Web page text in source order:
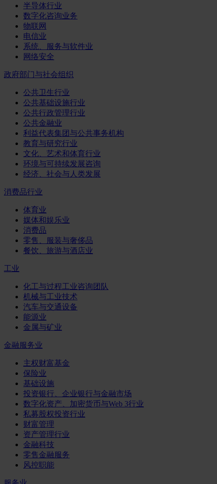
半导体行业
数字化咨询业务
物联网
电信业
系统、服务与软件业
网络安全
政府部门与社会组织
公共卫生行业
公共基础设施行业
公共行政管理行业
公共金融业
利益代表集团与公共事务机构
教育与研究行业
文化、艺术和体育行业
环境与可持续发展咨询
经济、社会与人类发展
消费品行业
体育业
媒体和娱乐业
消费品
零售、服装与奢侈品
餐饮、旅游与酒店业
工业
化工与过程工业咨询团队
机械与工业技术
汽车与交通设备
能源业
金属与矿业
金融服务业
主权财富基金
保险业
基础设施
投资银行、企业银行与金融市场
数字化资产、加密货币与Web 3行业
私募股权投资行业
财富管理
资产管理行业
金融科技
零售金融服务
风控职能